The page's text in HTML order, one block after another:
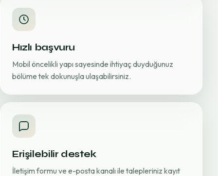
Hızlı başvuru
Mobil öncelikli yapı sayesinde ihtiyaç duyduğunuz
bölüme tek dokunuşla ulaşabilirsiniz.
Erişilebilir destek
İletişim formu ve e-posta kanalı ile talepleriniz kayıt